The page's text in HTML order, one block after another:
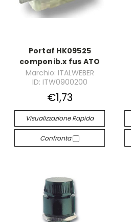
Portaf HK09525
componib.x fus ATO
Marchio: ITALWEBER
ID: ITW0900200
€1,73
Visualizzazione Rapida
Confronta